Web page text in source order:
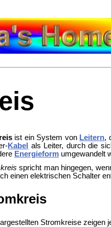
ist ein System von Leitern,
Kabel als Leiter, durch die
Energieformumgewandelt
spricht man hingegen,
einen elektrischen Schalter
Stromkreise zeigen